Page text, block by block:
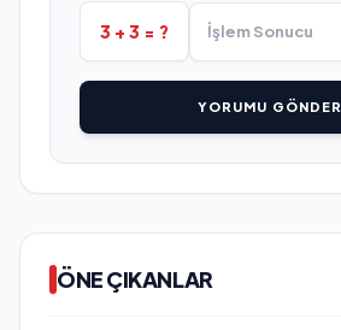
3 + 3 = ?
YORUMU GÖNDER
ÖNE ÇIKANLAR